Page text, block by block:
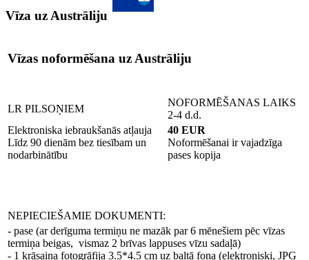
Vīza uz Austrāliju
Vīzas noformēšana uz Austrāliju
LR PILSOŅIEM
NOFORMĒŠANAS LAIKS
2-4 d.d.
Elektroniska iebraukšanās atļauja
Līdz 90 dienām bez tiesībam un
nodarbinātību
40 EUR
Noformēšanai ir vajadzīga
pases kopija
NEPIECIEŠAMIE DOKUMENTI:
- pase (ar derīguma termiņu ne mazāk par 6 mēnešiem pēc vīzas
termiņa beigas, vismaz 2 brīvas lappuses vīzu sadaļā)
- 1 krāsaina fotogrāfija 3.5*4.5 сm uz baltā fona (elektroniski, JPG